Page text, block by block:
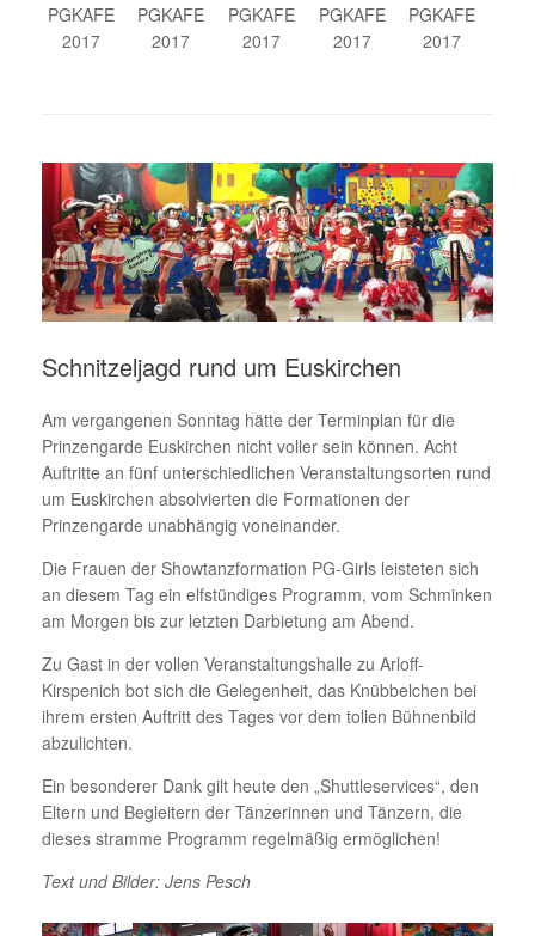
PGKAFE
2017
PGKAFE
2017
PGKAFE
2017
PGKAFE
2017
PGKAFE
2017
Schnitzeljagd rund um Euskirchen
Am vergangenen Sonntag hätte der Terminplan für die
Prinzengarde Euskirchen nicht voller sein können. Acht
Auftritte an fünf unterschiedlichen Veranstaltungsorten rund
um Euskirchen absolvierten die Formationen der
Prinzengarde unabhängig voneinander.
Die Frauen der Showtanzformation PG-Girls leisteten sich
an diesem Tag ein elfstündiges Programm, vom Schminken
am Morgen bis zur letzten Darbietung am Abend.
Zu Gast in der vollen Veranstaltungshalle zu Arloff-
Kirspenich bot sich die Gelegenheit, das Knübbelchen bei
ihrem ersten Auftritt des Tages vor dem tollen Bühnenbild
abzulichten.
Ein besonderer Dank gilt heute den „Shuttleservices“, den
Eltern und Begleitern der Tänzerinnen und Tänzern, die
dieses stramme Programm regelmäßig ermöglichen!
Text und Bilder: Jens Pesch